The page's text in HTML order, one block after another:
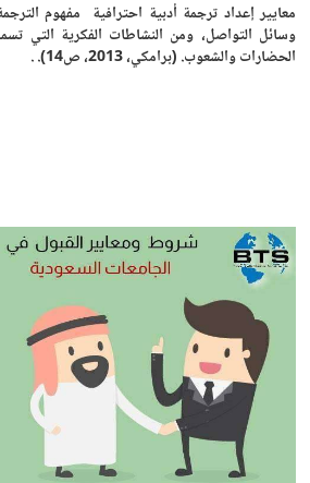
معايير إعداد ترجمة أدبية احترافية مفهوم
وسائل التواصل، ومن النشاطات الفكرية التي
الحضارات والشعوب. (برامكي، 2013، ص14). .